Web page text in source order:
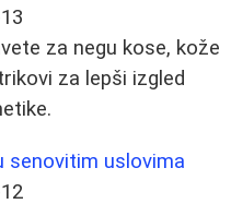
za negu kose, kože
za lepši izgled
senovitim uslovima